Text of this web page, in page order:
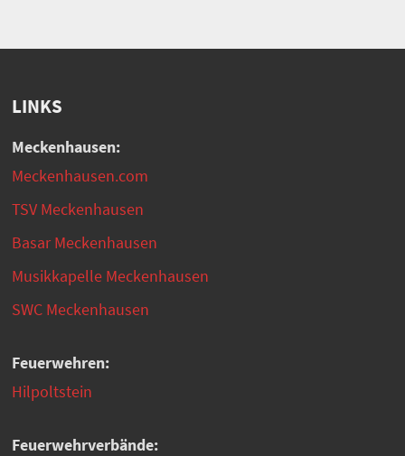
LINKS
Meckenhausen:
Meckenhausen.com
TSV Meckenhausen
Basar Meckenhausen
Musikkapelle Meckenhausen
SWC Meckenhausen
Feuerwehren:
Hilpoltstein
Feuerwehrverbände: